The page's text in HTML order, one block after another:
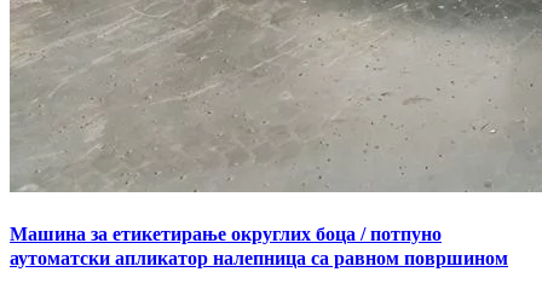
Машина за етикетирање округлих боца / потпуно
аутоматски апликатор налепница са равном површином